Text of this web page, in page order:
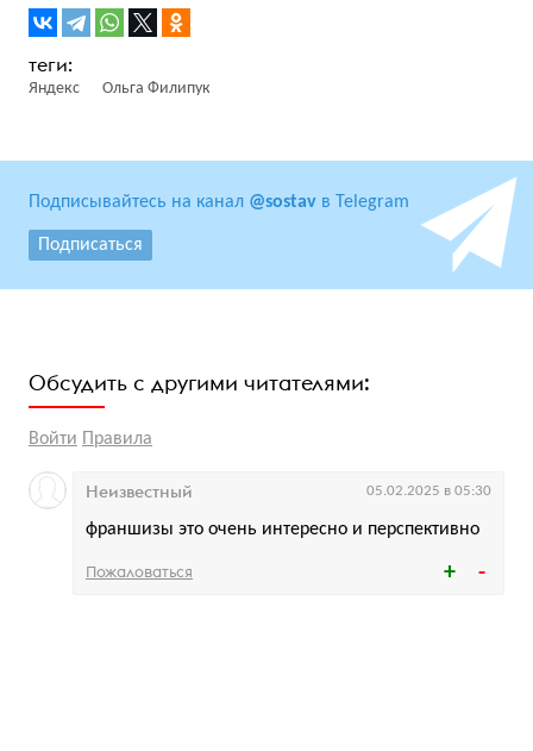
Яндекс Ольга Филипук
Подписывайтесь на канал @sostav в Telegram
Подписаться
Обсудить с другими читателями:
Войти Правила
франшизы это очень интересно и перспективно
Неизвестный 05.02.2025 в 05:30
Пожаловаться